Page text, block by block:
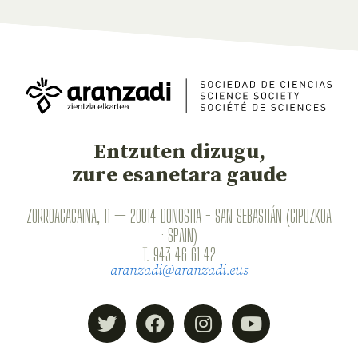
Entzuten dizugu,
zure esanetara gaude
ZORROAGAGAINA, 11 — 20014 DONOSTIA - SAN SEBASTIÁN (GIPUZKOA
· SPAIN)
T. 943 46 61 42
aranzadi@aranzadi.eus